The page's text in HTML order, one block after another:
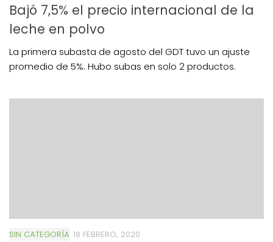
Bajó 7,5% el precio internacional de la
leche en polvo
La primera subasta de agosto del GDT tuvo un ajuste
promedio de 5%. Hubo subas en solo 2 productos.
SIN CATEGORÍA 18 FEBRERO, 2020